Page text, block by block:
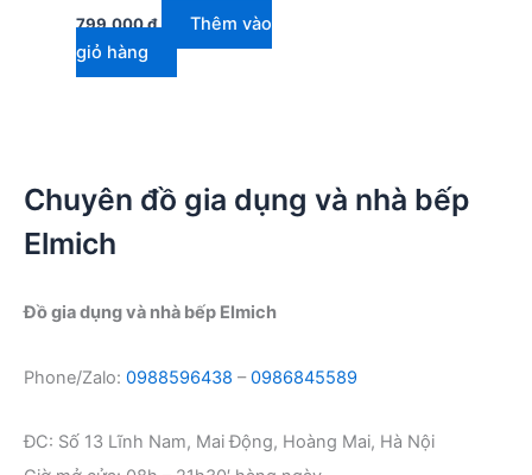
799.000₫
Thêm vào
giỏ hàng
Chuyên đồ gia dụng và nhà bếp
Elmich
Đồ gia dụng và nhà bếp Elmich
Phone/Zalo: 0988596438 –0986845589
ĐC: Số 13 Lĩnh Nam, Mai Động, Hoàng Mai, Hà Nội